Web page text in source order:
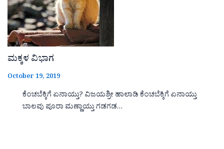
ಮಕ್ಕಳ ವಿಭಾಗ
October 19, 2019
ಕೆಂಚಬೆಕ್ಕಿಗೆ ಏನಾಯ್ತು? ವಿಜಯಶ್ರೀ ಹಾಲಾಡಿ ಕೆಂಚಬೆಕ್ಕಿಗೆ ಏನಾಯ್ತು
ಬಾಲವು ಪೂರಾ ಮಣ್ಣಾಯ್ತು ಗಡಗಡ…